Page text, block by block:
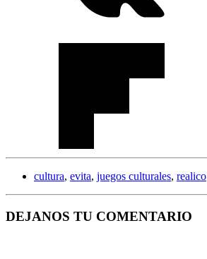
cultura, evita, juegos culturales, realico
DEJANOS TU COMENTARIO